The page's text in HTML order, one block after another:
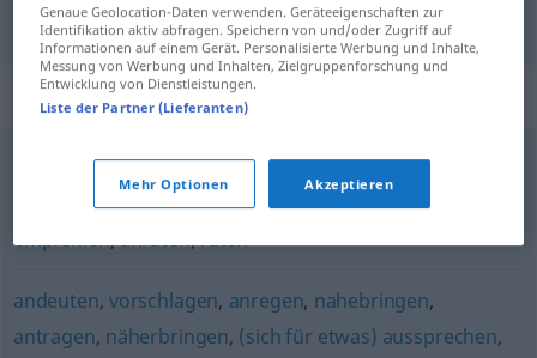
Synonyme für "nahelegen"
suggerieren
empfehlen,anraten,raten
andeuten, vorschlagen, anregen, nahebringen,
antragen, näherbringen, (sich für etwas) aussprechen,
Genaue Geolocation-Daten verwenden. Geräteeigenschaften zur
Identifikation aktiv abfragen. Speichern von und/oder Zugriff auf
Informationen auf einem Gerät. Personalisierte Werbung und Inhalte,
Messung von Werbung und Inhalten, Zielgruppenforschung und
Entwicklung von Dienstleistungen.
Liste der Partner (Lieferanten)
Mehr Optionen Akzeptieren